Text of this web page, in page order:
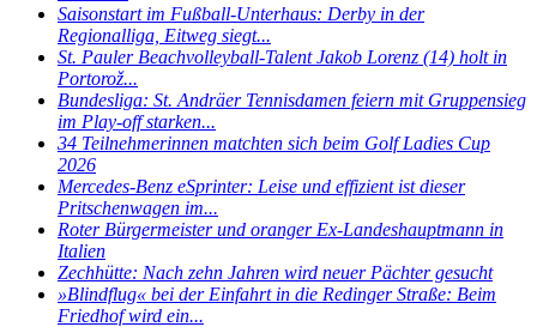
Saisonstart im Fußball-Unterhaus: Derby in der
Regionalliga, Eitweg siegt...
St. Pauler Beachvolleyball-Talent Jakob Lorenz (14) holt in
Portorož...
Bundesliga: St. Andräer Tennisdamen feiern mit Gruppensieg
im Play-off starken...
34 Teilnehmerinnen matchten sich beim Golf Ladies Cup
2026
Mercedes-Benz eSprinter: Leise und effizient ist dieser
Pritschenwagen im...
Roter Bürgermeister und oranger Ex-Landeshauptmann in
Italien
Zechhütte: Nach zehn Jahren wird neuer Pächter gesucht
»Blindflug« bei der Einfahrt in die Redinger Straße: Beim
Friedhof wird ein...